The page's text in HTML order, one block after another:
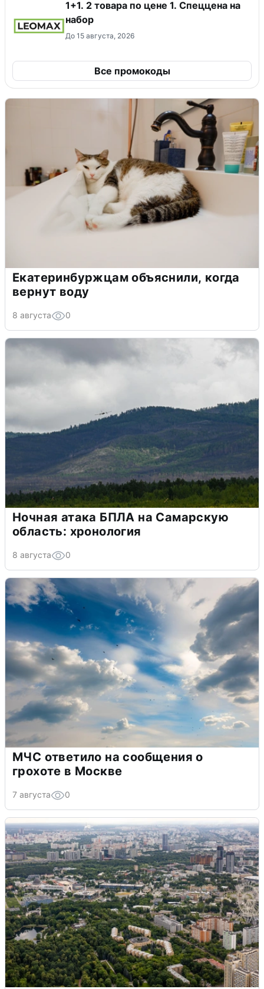
1+1. 2 товара по цене 1. Спеццена на
набор
До 15 августа, 2026
Все промокоды
Екатеринбуржцам объяснили, когда
вернут воду
8 августа 0
Ночная атака БПЛА на Самарскую
область: хронология
8 августа 0
МЧС ответило на сообщения о
грохоте в Москве
7 августа 0